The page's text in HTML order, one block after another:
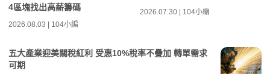
4區塊找出高薪籌碼
2026.08.03 | 104小編
2026.07.30 | 104小編
五大產業迎美關稅紅利 受惠10%稅率不疊加 轉單需求
可期